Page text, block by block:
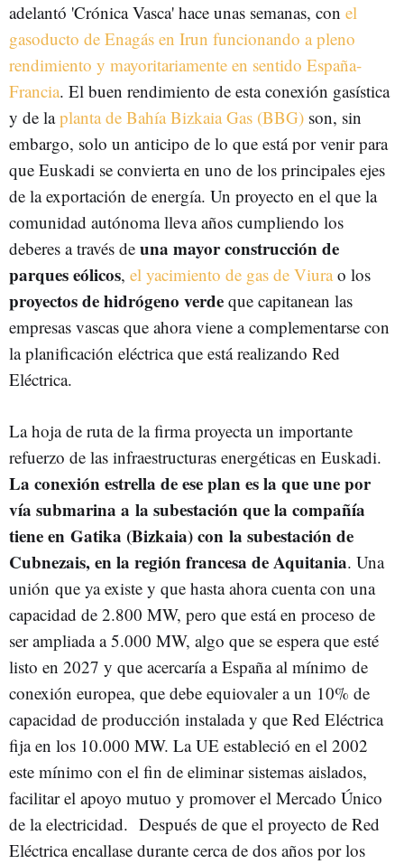
adelantó 'Crónica Vasca' hace unas semanas, con el
gasoducto de Enagás en Irun funcionando a pleno
rendimiento y mayoritariamente en sentido España-
Francia. El buen rendimiento de esta conexión gasística
y de laplanta de Bahía Bizkaia Gas (BBG) son, sin
embargo, solo un anticipo de lo que está por venir para
que Euskadi se convierta en uno de los principales ejes
de la exportación de energía. Un proyecto en el que la
comunidad autónoma lleva años cumpliendo los
deberes a través de una mayor construcción de
parques eólicos, el yacimiento de gas de Viurao los
proyectos de hidrógeno verde que capitanean las
empresas vascas que ahora viene a complementarse con
la planificación eléctrica que está realizando Red
Eléctrica.
La hoja de ruta de la firma proyecta un importante
refuerzo de las infraestructuras energéticas en Euskadi.
La conexión estrella de ese plan es la que une por
vía submarina a la subestación que la compañía
tiene en Gatika (Bizkaia) con la subestación de
Cubnezais, en la región francesa de Aquitania. Una
unión que ya existe y que hasta ahora cuenta con una
capacidad de 2.800 MW, pero que está en proceso de
ser ampliada a 5.000 MW, algo que se espera que esté
listo en 2027 y que acercaría a España al mínimo de
conexión europea, que debe equiovaler a un 10% de
capacidad de producción instalada y que Red Eléctrica
fija en los 10.000 MW. La UE estableció en el 2002
este mínimo con el fin de eliminar sistemas aislados,
facilitar el apoyo mutuo y promover el Mercado Único
de la electricidad. Después de que el proyecto de Red
Eléctrica encallase durante cerca de dos años por los